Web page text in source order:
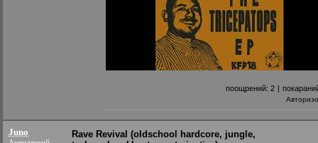
поощрений: 2 |
Juno
Rave Revival (oldschool hardcore, jungle,